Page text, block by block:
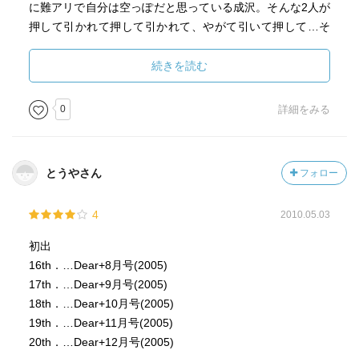
に難アリで自分は空っぽだと思っている成沢。そんな2人が
押して引かれて押して引かれて、やがて引いて押して…そ
やっぱプレゼントを勘違いして暴挙に及ぶ、あのシーンが
強烈に印象に残ってるのかなぁ〜？
読み返したくなるのってとりあえずそのシーンなんですよ
きですが。
香水JAZZの香りが気になります(^^)
続きを読む
0 詳細をみる
とうやさん フォロー
4 2010.05.03
初出
16th．…Dear+8月号(2005)
17th．…Dear+9月号(2005)
18th．…Dear+10月号(2005)
19th．…Dear+11月号(2005)
20th．…Dear+12月号(2005)